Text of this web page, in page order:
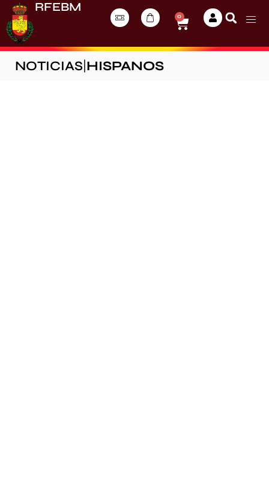
RFEBM
0
NOTICIAS HISPANOS